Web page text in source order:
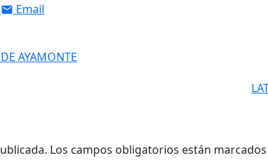
Email
AYAMONTE
Los campos obligatorios están